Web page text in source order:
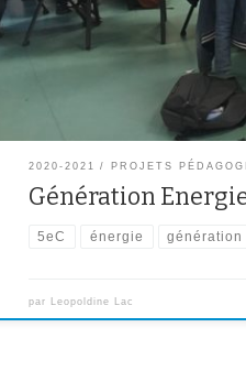
2020-2021 PROJETS
Génération
5eC énergie génération
par Leopoldine Lac